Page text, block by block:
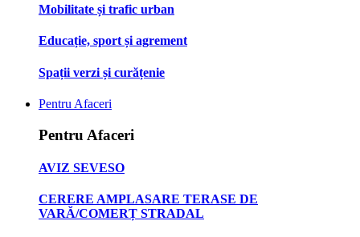
Mobilitate și trafic urban
Educație, sport și agrement
Spații verzi și curățenie
Pentru Afaceri
Pentru Afaceri
AVIZ SEVESO
CERERE AMPLASARE TERASE DE
VARĂ/COMERȚ STRADAL